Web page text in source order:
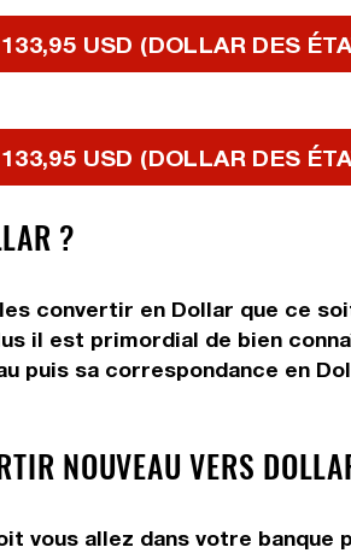
USD (DOLLAR DES
USD (DOLLAR DES
?
convertir en Dollar que ce
il est primordial de bien
puis sa correspondance en
NOUVEAU VERS
vous allez dans votre